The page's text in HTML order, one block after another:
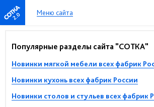
2.0 Меню сайта
Популярные разделы сайта "СОТКА"
Новинки мягкой мебели всех фабрик
Новинки кухонь всех фабрик России
Новинки столов и стульев всех фабрик